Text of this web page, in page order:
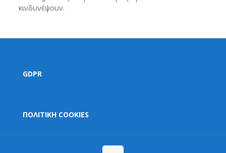
κινδυνέψουν.
GDPR
ΠΟΛΙΤΙΚΗ COOKIES